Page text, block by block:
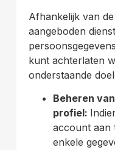
Afhankelijk van
aangeboden
kunt achterlaten
onderstaande
Beheren
profiel:
account aan
enkele